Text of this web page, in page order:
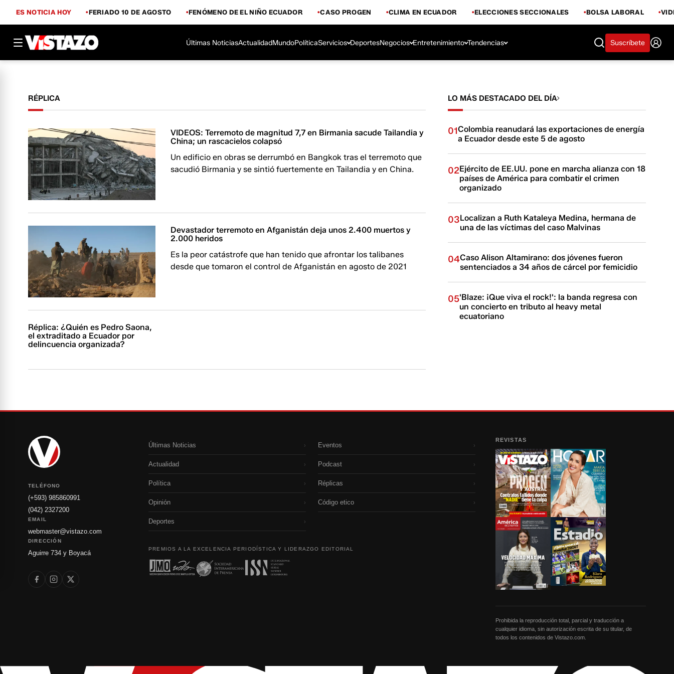
ES NOTICIA HOY FERIADO 10 DE AGOSTO FENÓMENO DE EL NIÑO ECUADOR CASO PROGEN CLIMA EN ECUADOR ELECCIONES SECCIONALES BOLSA LABORAL
Últimas NoticiasActualidadMundoPolíticaServicios DeportesNegocios Entretenimiento Tendencias Suscríbete
RÉPLICA
VIDEOS: Terremoto de magnitud 7,7 en Birmania sacude Tailandia y
China; un rascacielos colapsó
Un edificio en obras se derrumbó en Bangkok tras el terremoto que
sacudió Birmania y se sintió fuertemente en Tailandia y en China.
Devastador terremoto en Afganistán deja unos 2.400 muertos y
2.000 heridos
Es la peor catástrofe que han tenido que afrontar los talibanes
desde que tomaron el control de Afganistán en agosto de 2021
Réplica: ¿Quién es Pedro Saona,
el extraditado a Ecuador por
delincuencia organizada?
LO MÁS DESTACADO DEL DÍA
01Colombia reanudará las exportaciones de energía
a Ecuador desde este 5 de agosto
02Ejército de EE.UU. pone en marcha alianza con 18
países de América para combatir el crimen
organizado
03Localizan a Ruth Kataleya Medina, hermana de
una de las víctimas del caso Malvinas
04Caso Alison Altamirano: dos jóvenes fueron
sentenciados a 34 años de cárcel por femicidio
05'Blaze: ¡Que viva el rock!': la banda regresa con
un concierto en tributo al heavy metal
ecuatoriano
TELÉFONO
(+593) 985860991
(042) 2327200
EMAIL
webmaster@vistazo.com
DIRECCIÓN
Aguirre 734 y Boyacá
Últimas Noticias ›
Actualidad ›
Política ›
Opinión ›
Deportes ›
Eventos ›
Podcast ›
Réplicas ›
Código etico ›
PREMIOS A LA EXCELENCIA PERIODÍSTICA Y LIDERAZGO EDITORIAL
REVISTAS
Prohibida la reproducción total, parcial y traducción a
cualquier idioma, sin autorización escrita de su titular, de
todos los contenidos de Vistazo.com.